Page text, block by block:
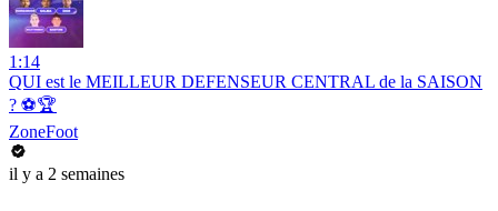
1:14
QUI est le MEILLEUR DEFENSEUR CENTRAL de la SAISON
? ⚽️🏆
ZoneFoot
il y a 2 semaines